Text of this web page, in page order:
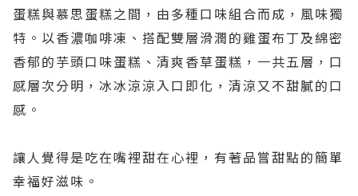
蛋糕與慕思蛋糕之間，由多種口味組合而成，風味獨
特。以香濃咖啡凍、搭配雙層滑潤的雞蛋布丁及綿密
香郁的芋頭口味蛋糕、清爽香草蛋糕，一共五層，口
感層次分明，冰冰涼涼入口即化，清涼又不甜膩的口
感。
讓人覺得是吃在嘴裡甜在心裡，有著品嘗甜點的簡單
幸福好滋味。